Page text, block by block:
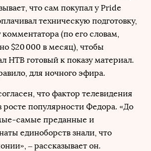
что сам покупал у Pride
техническую подготовку,
(по его словам,
$20 000 в месяц), чтобы
НТВ готовый к показу материал.
для ночного эфира.
что фактор телевидения
популярности Федора. «До
самые преданные и
единоборств знали, что
– рассказывает он.